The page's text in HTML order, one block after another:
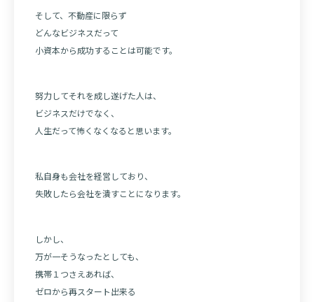
そして、不動産に限らず
どんなビジネスだって
小資本から成功することは可能です。
努力してそれを成し遂げた人は、
ビジネスだけでなく、
人生だって怖くなくなると思います。
私自身も会社を経営しており、
失敗したら会社を潰すことになります。
しかし、
万が一そうなったとしても、
携帯１つさえあれば、
ゼロから再スタート出来る